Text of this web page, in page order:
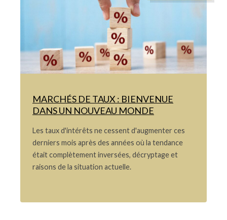
MARCHÉS DE TAUX : BIENVENUE
DANS UN NOUVEAU MONDE
Les taux d'intérêts ne cessent d'augmenter ces
derniers mois après des années où la tendance
était complètement inversées, décryptage et
raisons de la situation actuelle.